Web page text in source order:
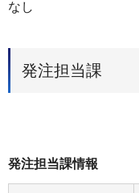
なし
発注担当課
発注担当課情報